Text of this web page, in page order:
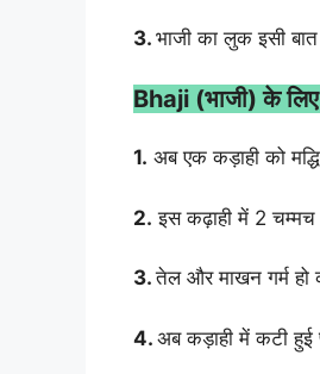
3. भाजी का लुक इसी बात
Bhaji (भाजी) के
1. अब एक कड़ाही को
2. इस कढ़ाही में 2
3.तेल और माखन गर्म हो
4. अब कड़ाही में कटी